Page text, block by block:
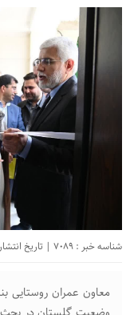
شناسه خبر : 7089 | تاریخ انتشار : 07 اردیبهشت 1402 - 19:53 |
معاون عمران روستایی